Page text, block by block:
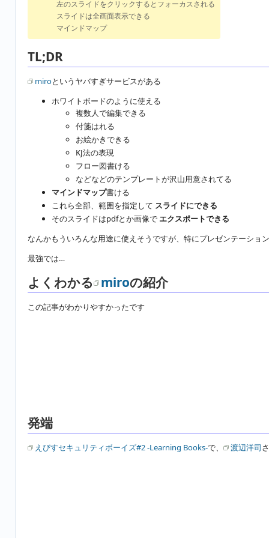
左のスライドをクリックするとフォーカスされる
スライドは全画面表示できる
マインドマップ
TL;DR
miroというヤバすぎサービスがある
ホワイトボードのように使える
複数人で編集できる
付箋はれる
お絵かきできる
KJ法の表現
フロー図書ける
などなどのテンプレートが沢山用意されてる
マインドマップ書ける
これら全部、範囲を指定して スライドにできる
そのスライドはpdfとか画像で エクスポートできる
なんかもういろんな用途に使えそうですが、特にプレゼンテーショ
最強では…
よくわかる miroの紹介
この記事がわかりやすかったです
発端
えびすセキュリティボーイズ#2 -Learning Books-で、 渡辺洋司